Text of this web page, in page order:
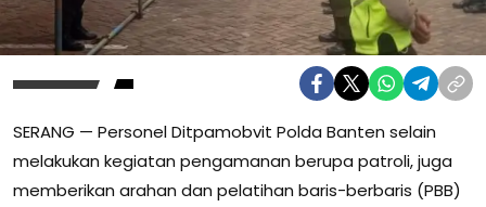
SERANG — Personel Ditpamobvit Polda Banten selain
melakukan kegiatan pengamanan berupa patroli, juga
memberikan arahan dan pelatihan baris-berbaris (PBB)